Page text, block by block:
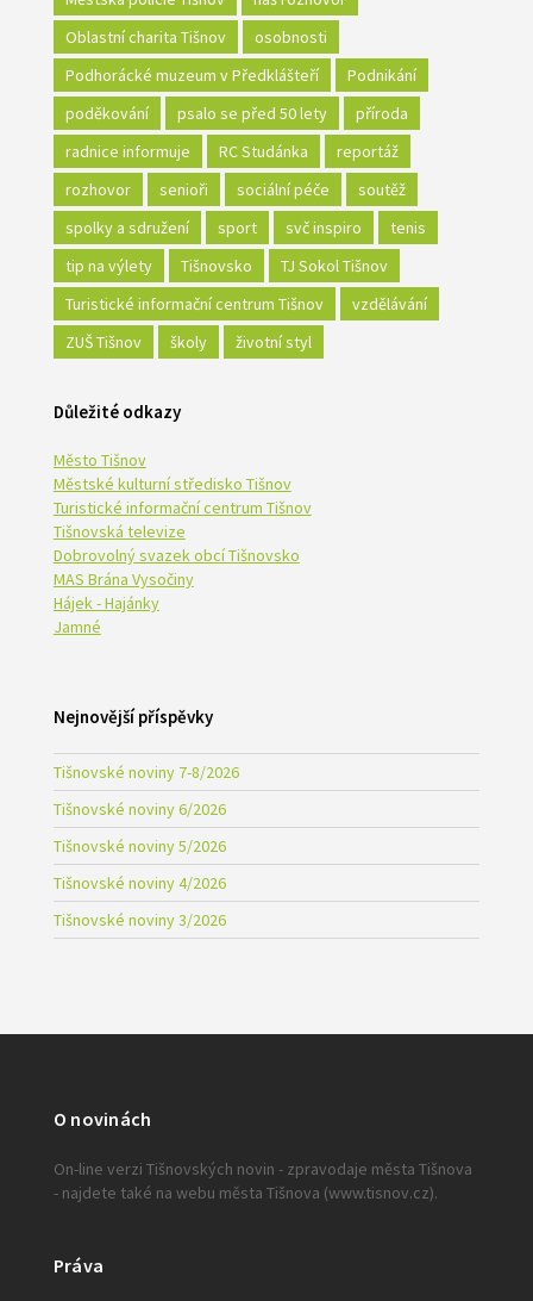
Oblastní charita Tišnov
osobnosti
Podhorácké muzeum v Předklášteří
Podnikání
poděkování
psalo se před 50 lety
příroda
radnice informuje
RC Studánka
reportáž
rozhovor
senioři sociální péče
soutěž
spolky a sdružení
sport svč inspiro
tenis
tip na výlety
Tišnovsko
TJ Sokol Tišnov
Turistické informační centrum Tišnov
vzdělávání
ZUŠ Tišnov
školy životní styl
Důležité odkazy
Město Tišnov
Městské kulturní středisko Tišnov
Turistické informační centrum Tišnov
Tišnovská televize
Dobrovolný svazek obcí Tišnovsko
MAS Brána Vysočiny
Hájek - Hajánky
Jamné
Nejnovější příspěvky
Tišnovské noviny 7-8/2026
Tišnovské noviny 6/2026
Tišnovské noviny 5/2026
Tišnovské noviny 4/2026
Tišnovské noviny 3/2026
O novinách
On-line verzi Tišnovských novin - zpravodaje města Tišnova
- najdete také na webu města Tišnova (www.tisnov.cz).
Práva